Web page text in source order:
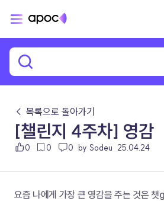
← 목록으로 돌아가기
[챌린지 4주차] 영감
0 0 0 by Sodeu 25.04.24
요즘 나에게 가장 큰 영감을 주는 것은